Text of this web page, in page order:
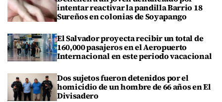
intentar reactivar la pandilla Barrio 18
Sureños en colonias de Soyapango
El Salvador proyecta recibir un total de
160,000 pasajeros en el Aeropuerto
Internacional en este periodo vacacional
Dos sujetos fueron detenidos por el
homicidio de un hombre de 66 años en El
Divisadero